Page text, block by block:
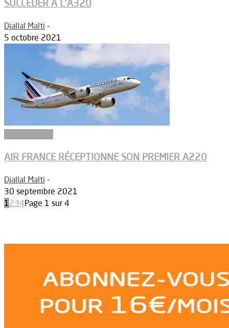
SUCCÉDER À L’A320
Djallal Malti -
5 octobre 2021
AIR FRANCE RÉCEPTIONNE SON PREMIER A220
Djallal Malti -
30 septembre 2021
1234Page 1 sur 4